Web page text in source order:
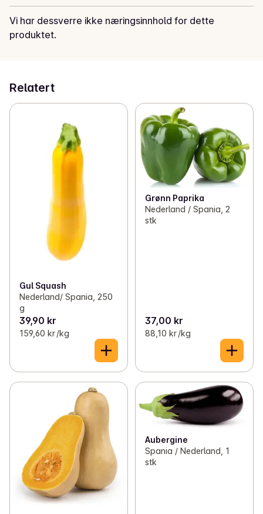
Vi har dessverre ikke næringsinnhold for dette
produktet.
Relatert
Gul Squash
Nederland/ Spania, 250
g
39,90 kr
159,60 kr /kg
Grønn Paprika
Nederland / Spania, 2
stk
37,00 kr
88,10 kr /kg
Aubergine
Spania / Nederland, 1
stk